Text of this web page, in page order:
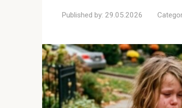
Published by: 29.05.2026